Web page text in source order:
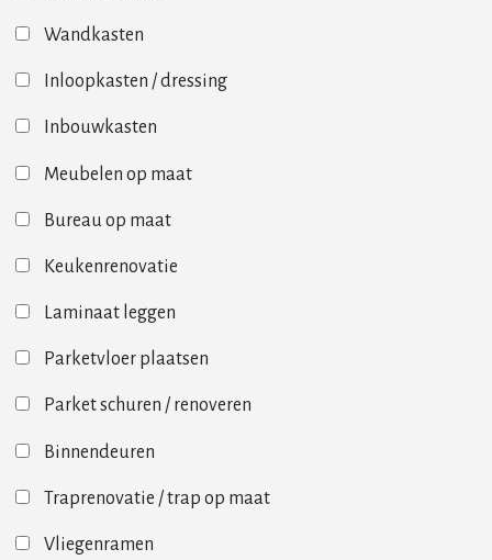
Wandkasten
Inloopkasten / dressing
Inbouwkasten
Meubelen op maat
Bureau op maat
Keukenrenovatie
Laminaat leggen
Parketvloer plaatsen
Parket schuren / renoveren
Binnendeuren
Traprenovatie / trap op maat
Vliegenramen